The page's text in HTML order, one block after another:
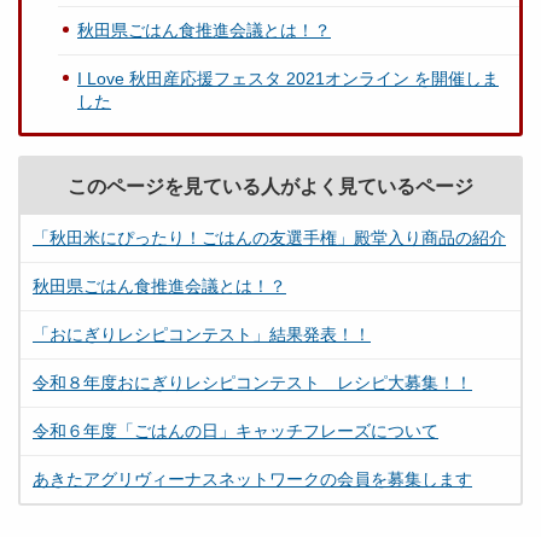
秋田県ごはん食推進会議とは！？
I Love 秋田産応援フェスタ 2021オンライン を開催しま
した
このページを見ている人がよく見ているページ
「秋田米にぴったり！ごはんの友選手権」殿堂入り商品の紹介
秋田県ごはん食推進会議とは！？
「おにぎりレシピコンテスト」結果発表！！
令和８年度おにぎりレシピコンテスト レシピ大募集！！
令和６年度「ごはんの日」キャッチフレーズについて
あきたアグリヴィーナスネットワークの会員を募集します